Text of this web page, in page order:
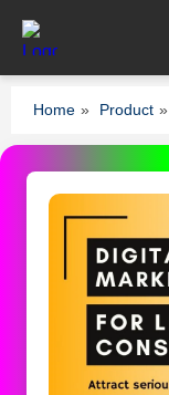
Home » Product »